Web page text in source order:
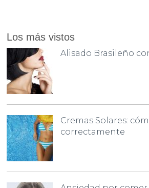
Los más vistos
Alisado Brasileño
Cremas Solares:
correctamente